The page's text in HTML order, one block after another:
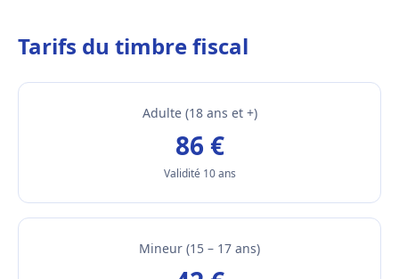
Tarifs du timbre fiscal
Adulte (18 ans et +)
86 €
Validité 10 ans
Mineur (15 – 17 ans)